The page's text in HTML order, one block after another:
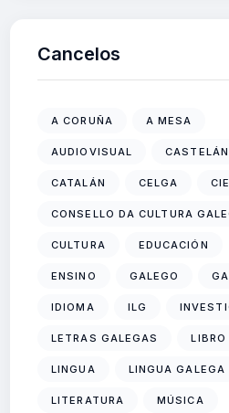
Cancelos
A CORUÑA A MESA
AUDIOVISUAL CASTELÁN
CATALÁN CELGA
CONSELLO DA CULTURA
CULTURA EDUCACIÓN
ENSINO GALEGO
IDIOMA ILG
LETRAS GALEGAS LIBRO
LINGUA LINGUA GALEGA
LITERATURA MÚSICA